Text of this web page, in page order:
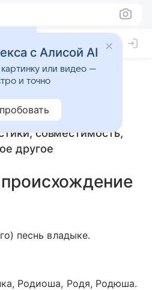
Родион
имя Родион:
совместимость,
другое
песнь владыке.
Родиоша, Родя, Родюша.
с Алисой AI
картинку или видео —
и точно